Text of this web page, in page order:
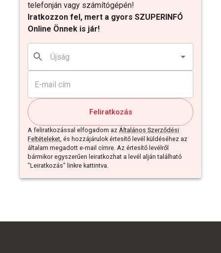
telefonján vagy számítógépén!
Iratkozzon fel, mert a gyors SZUPERINFÓ
Online Önnek is jár!
Feliratkozás
A feliratkozással elfogadom az Általános Szerződési
Feltételeket, és hozzájárulok értesítő levél küldéséhez az
általam megadott e-mail címre. Az értesítő levélről
bármikor egyszerűen leiratkozhat a levél alján található
"Leiratkozás" linkre kattintva.